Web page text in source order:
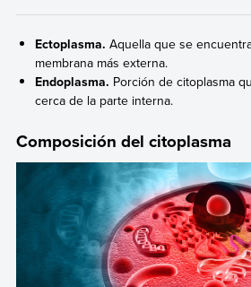
Ectoplasma. Aquella que se
membrana más externa.
Endoplasma. Porción de citoplasma
cerca de la parte interna.
Composición del citoplasma